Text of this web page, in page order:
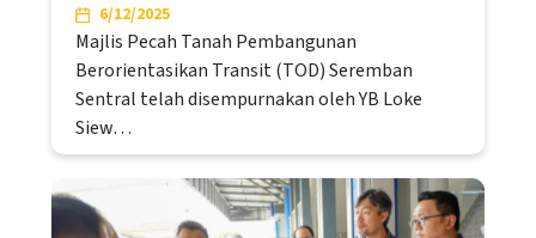
6/12/2025
Majlis Pecah Tanah Pembangunan
Berorientasikan Transit (TOD) Seremban
Sentral telah disempurnakan oleh YB Loke
Siew…